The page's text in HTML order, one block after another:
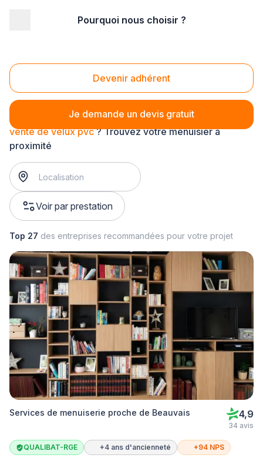
Pourquoi nous choisir ?
Devenir adhérent
Je demande un devis gratuit
Vente de velux pvc
vente de velux pvc? Trouvez votre menuisier à
proximité
Voir par prestation
Top 27 des entreprises recommandées pour votre projet
Services de menuiserie proche de Beauvais 4,9
34 avis
QUALIBAT-RGE +4 ans d'ancienneté +94 NPS